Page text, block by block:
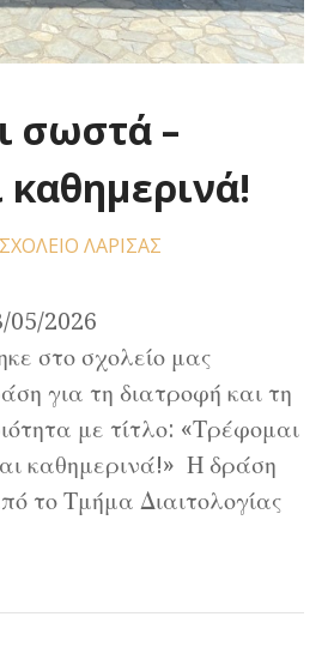
σωστά –
καθημερινά!
ΛΑΡΙΣΑΣ
05/2026
στο σχολείο μας
για τη διατροφή και τη
με τίτλο: «Τρέφομαι
καθημερινά!» Η δράση
το Τμήμα Διαιτολογίας